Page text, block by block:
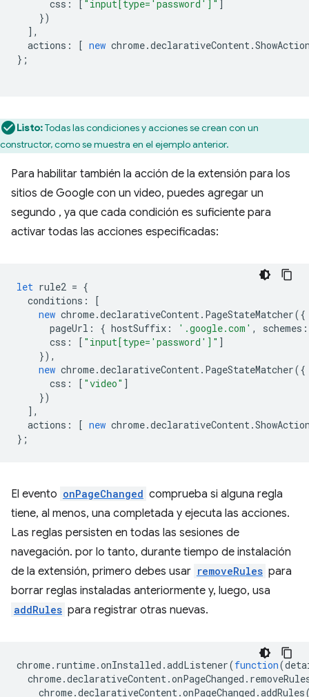
css : [ "input[type='password']" ]
})
],
actions : [ new chrome.declarativeContent.
};
Listo:Todas las condiciones y acciones se crean con un
constructor, como se muestra en el ejemplo anterior.
Para habilitar también la acción de la extensión para los
sitios de Google con un video, puedes agregar un
segundo , ya que cada condición es suficiente para
activar todas las acciones especificadas:
let rule2 = {
conditions :
[
new chrome.declarativeContent. PageStateMatcher({
pageUrl : { hostSuffix : '.google.com' , schemes :
css : [ "input[type='password']" ]
}),
new chrome.declarativeContent. PageStateMatcher({
css : [ "video" ]
})
],
actions : [ new chrome.declarativeContent.
};
El evento onPageChanged comprueba si alguna regla
tiene, al menos, una completada y ejecuta las acciones.
Las reglas persisten en todas las sesiones de
navegación. por lo tanto, durante tiempo de instalación
de la extensión, primero debes usar removeRules para
borrar reglas instaladas anteriormente y, luego, usa
addRules para registrar otras nuevas.
chrome. runtime.onInstalled .addListener(function(
chrome.declarativeContent.onPageChanged .
chrome.declarativeContent.onPageChanged .addRules